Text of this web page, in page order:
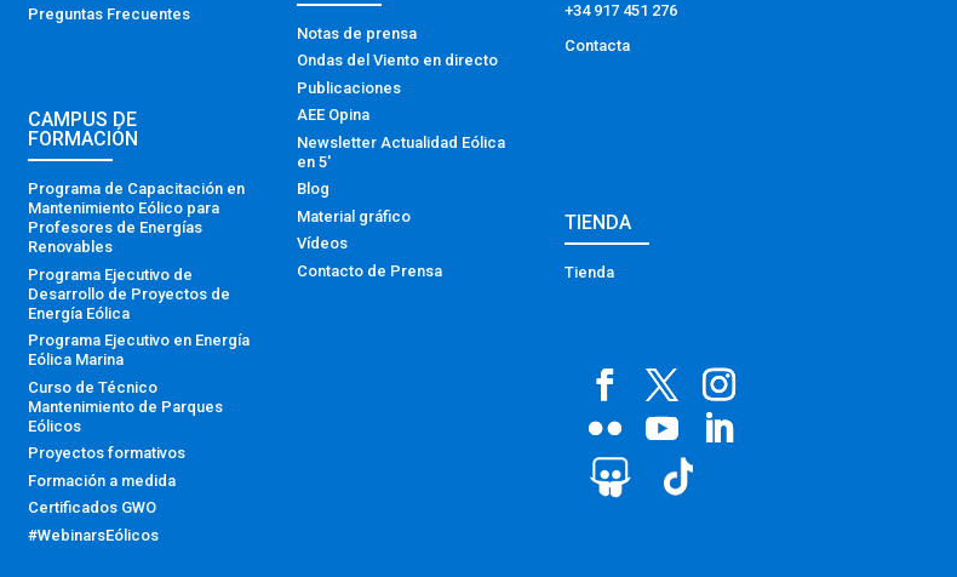
Preguntas Frecuentes
CAMPUS DE
FORMACIÓN
Programa de Capacitación en
Mantenimiento Eólico para
Profesores de Energías
Renovables
Programa Ejecutivo de
Desarrollo de Proyectos de
Energía Eólica
Programa Ejecutivo en Energía
Eólica Marina
Curso de Técnico
Mantenimiento de Parques
Eólicos
Proyectos formativos
Formación a medida
Certificados GWO
#WebinarsEólicos
Notas de prensa
Ondas del Viento en directo
Publicaciones
AEE Opina
Newsletter Actualidad Eólica
en 5′
Blog
Material gráfico
Vídeos
Contacto de Prensa
+34 917 451 276
Contacta
TIENDA
Tienda